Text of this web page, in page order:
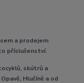
a prodejem
příslušenství.
skútrů a
Hlučíně a od